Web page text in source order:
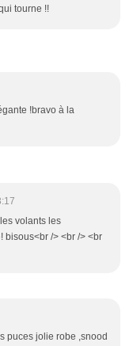
tourne !!
!bravo à la
volants les
bisous<br /> <br /> <br
puces jolie robe ,snood